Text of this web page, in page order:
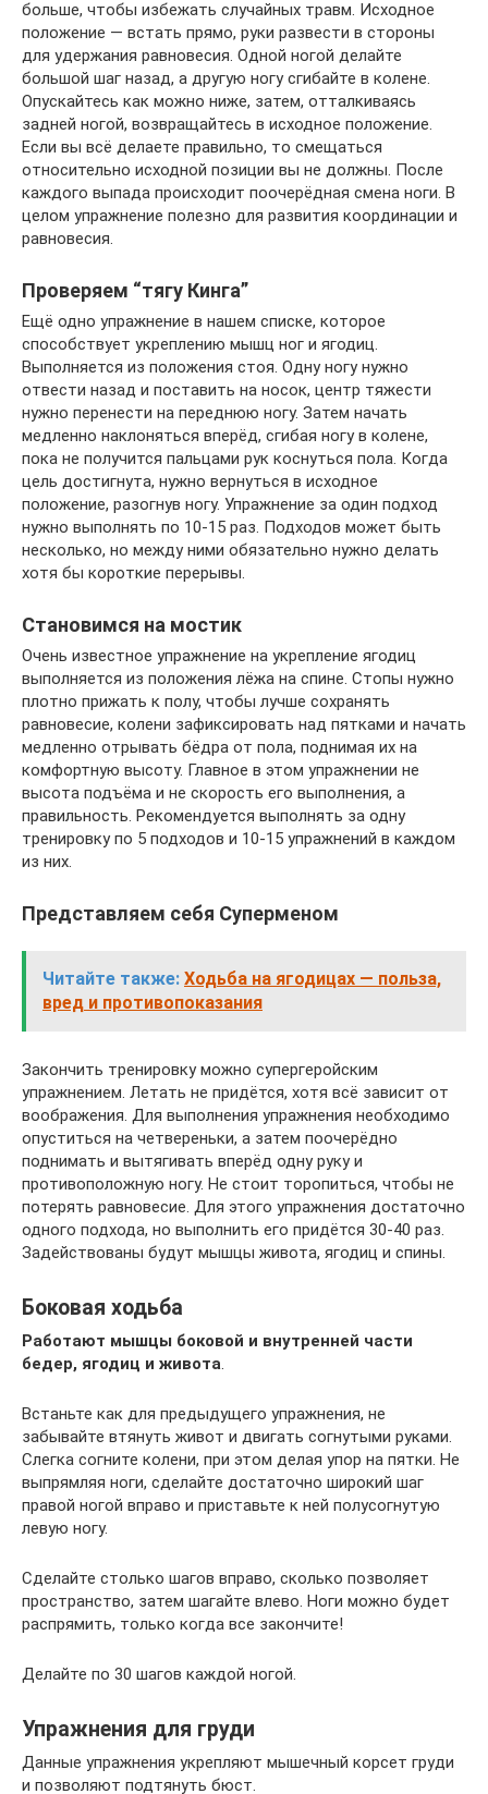
больше, чтобы избежать случайных травм. Исходное
положение — встать прямо, руки развести в стороны
для удержания равновесия. Одной ногой делайте
большой шаг назад, а другую ногу сгибайте в колене.
Опускайтесь как можно ниже, затем, отталкиваясь
задней ногой, возвращайтесь в исходное положение.
Если вы всё делаете правильно, то смещаться
относительно исходной позиции вы не должны. После
каждого выпада происходит поочерёдная смена ноги. В
целом упражнение полезно для развития координации и
равновесия.
Проверяем “тягу Кинга”
Ещё одно упражнение в нашем списке, которое
способствует укреплению мышц ног и ягодиц.
Выполняется из положения стоя. Одну ногу нужно
отвести назад и поставить на носок, центр тяжести
нужно перенести на переднюю ногу. Затем начать
медленно наклоняться вперёд, сгибая ногу в колене,
пока не получится пальцами рук коснуться пола. Когда
цель достигнута, нужно вернуться в исходное
положение, разогнув ногу. Упражнение за один подход
нужно выполнять по 10-15 раз. Подходов может быть
несколько, но между ними обязательно нужно делать
хотя бы короткие перерывы.
Становимся на мостик
Очень известное упражнение на укрепление ягодиц
выполняется из положения лёжа на спине. Стопы нужно
плотно прижать к полу, чтобы лучше сохранять
равновесие, колени зафиксировать над пятками и начать
медленно отрывать бёдра от пола, поднимая их на
комфортную высоту. Главное в этом упражнении не
высота подъёма и не скорость его выполнения, а
правильность. Рекомендуется выполнять за одну
тренировку по 5 подходов и 10-15 упражнений в каждом
из них.
Представляем себя Суперменом
Читайте также: Ходьба на ягодицах — польза,
вред и противопоказания
Закончить тренировку можно супергеройским
упражнением. Летать не придётся, хотя всё зависит от
воображения. Для выполнения упражнения необходимо
опуститься на четвереньки, а затем поочерёдно
поднимать и вытягивать вперёд одну руку и
противоположную ногу. Не стоит торопиться, чтобы не
потерять равновесие. Для этого упражнения достаточно
одного подхода, но выполнить его придётся 30-40 раз.
Задействованы будут мышцы живота, ягодиц и спины.
Боковая ходьба
Работают мышцы боковой и внутренней части
бедер, ягодиц и живота
Встаньте как для предыдущего упражнения, не
забывайте втянуть живот и двигать согнутыми руками.
Слегка согните колени, при этом делая упор на пятки. Не
выпрямляя ноги, сделайте достаточно широкий шаг
правой ногой вправо и приставьте к ней полусогнутую
левую ногу.
Сделайте столько шагов вправо, сколько позволяет
пространство, затем шагайте влево. Ноги можно будет
распрямить, только когда все закончите!
Делайте по 30 шагов каждой ногой.
Упражнения для груди
Данные упражнения укрепляют мышечный корсет груди
и позволяют подтянуть бюст.